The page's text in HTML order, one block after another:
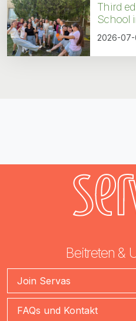
Third
School
2026-
Beitreten &
Join Servas
FAQs und Kontakt